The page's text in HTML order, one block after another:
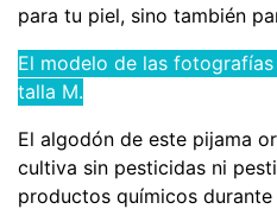
para tu piel, sino también
El modelo de las
talla M.
El algodón de este pijama
cultiva sin pesticidas ni
productos químicos